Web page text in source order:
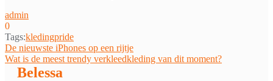
admin
0
Tags:kledingpride
Bericht
navigatie
De nieuwste iPhones op een rijtje
Wat is de meest trendy verkleedkleding van dit moment?
Belessa